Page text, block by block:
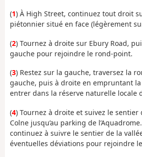
(1) À High Street, continuez tout droit
piétonnier situé en face (légèrement
(2) Tournez à droite sur Ebury Road,
gauche pour rejoindre le rond-point.
(3) Restez sur la gauche, traversez la
gauche, puis à droite en empruntant
entrer dans la réserve naturelle locale
(4) Tournez à droite et suivez le sentier
Colne jusqu’au parking de
continuez à suivre le sentier de la
éventuelles déviations pour rejoindre